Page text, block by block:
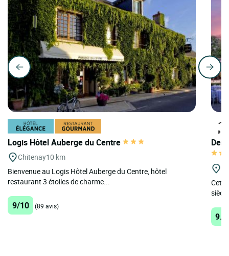
Logis Hôtel Auberge du Centre
Chitenay10 km
Bienvenue au Logis Hôtel Auberge du Centre, hôtel
restaurant 3 étoiles de charme...
9/10 (89 avis)